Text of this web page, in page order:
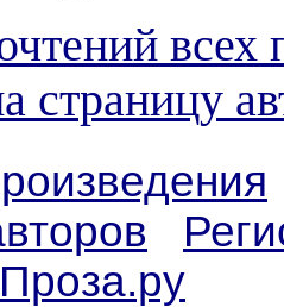
всех
страницу
Проза.ру